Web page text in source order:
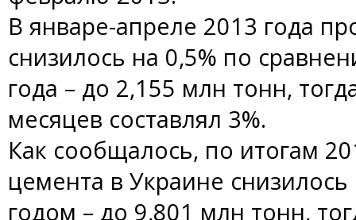
В январе-апреле 2013 года
снизилось на 0,5% по
года – до 2,155 млн тонн,
месяцев составлял 3%.
Как сообщалось, по итогам
цемента в Украине
годом – до 9,801 млн тонн,